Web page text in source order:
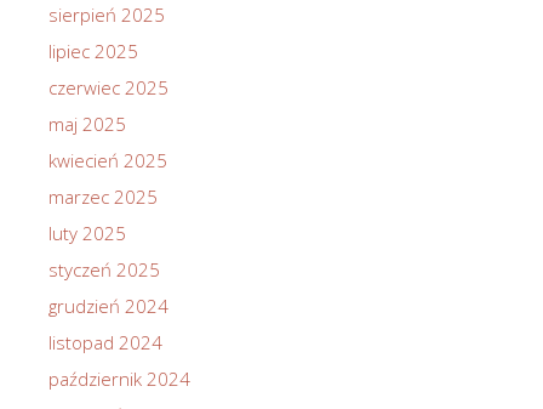
sierpień 2025
lipiec 2025
czerwiec 2025
maj 2025
kwiecień 2025
marzec 2025
luty 2025
styczeń 2025
grudzień 2024
listopad 2024
październik 2024